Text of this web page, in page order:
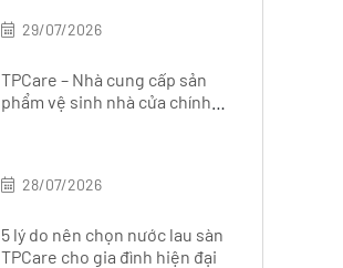
29/07/2026
TPCare – Nhà cung cấp sản
phẩm vệ sinh nhà cửa chính
28/07/2026
5 lý do nên chọn nước lau sàn
TPCare cho gia đình hiện đại